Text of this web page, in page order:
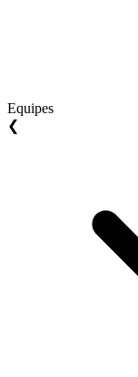
Equipes
❮